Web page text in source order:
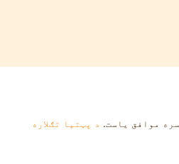
موافق یاست. د پټتیا تګلاره